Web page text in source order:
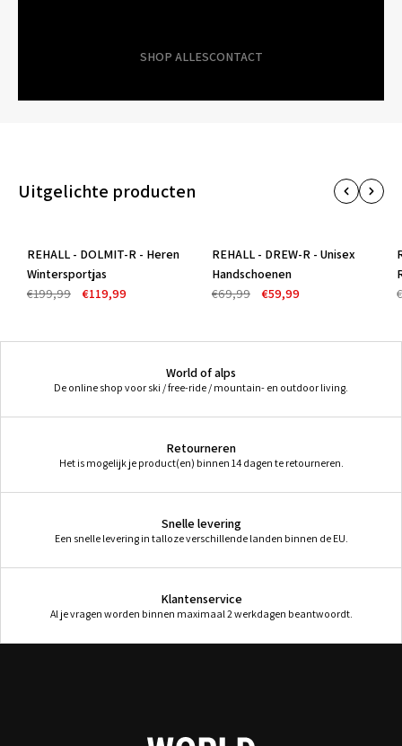
SHOP ALLESCONTACT
Uitgelichte producten
-40%
REHALL - DOLMIT-R - Heren
Wintersportjas
€199,99
€119,99
-14%
REHALL - DREW-R - Unisex
Handschoenen
€69,99
€59,99
World of alps
De online shop voor ski / free-ride / mountain- en outdoor living.
Retourneren
Het is mogelijk je product(en) binnen 14 dagen te retourneren.
Snelle levering
Een snelle levering in talloze verschillende landen binnen de EU.
Klantenservice
Al je vragen worden binnen maximaal 2 werkdagen beantwoordt.